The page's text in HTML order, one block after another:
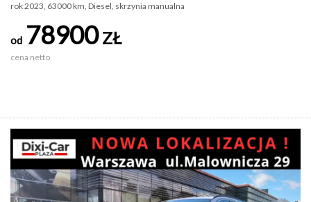
rok 2023, 63000 km, Diesel, skrzynia manualna
od 78900ZŁ
cena netto